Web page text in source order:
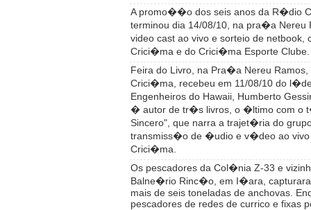
A promo��o dos seis anos da R�dio
terminou dia 14/08/10, na pra�a Nereu
video cast ao vivo e sorteio de netbook,
Crici�ma e do Crici�ma Esporte Clube.
Feira do Livro, na Pra�a Nereu Ramos,
Crici�ma, recebeu em 11/08/10 do
Engenheiros do Hawaii, Humberto
� autor de tr�s livros, o �ltimo com o
Sincero", que narra a trajet�ria do
transmiss�o de �udio e v�deo ao
Crici�ma.
Os pescadores da Col�nia Z-33 e
Balne�rio Rinc�o, em I�ara,
mais de seis toneladas de anchovas.
pescadores de redes de currico e fixas